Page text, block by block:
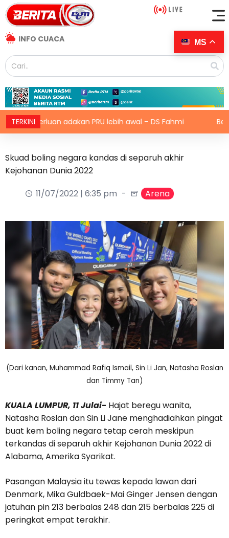
INFO CUACA
TERKINIadakan PRU lebih awal – DS Fahmi Berek
Skuad boling negara kandas di separuh akhir
Kejohanan Dunia 2022
11/07/2022 | 6:35 pm
Arena
(Dari kanan, Muhammad Rafiq Ismail, Sin Li Jan, Natasha Roslan
dan Timmy Tan)
KUALA LUMPUR, 11 Julai- Hajat beregu wanita,
Natasha Roslan dan Sin Li Jane menghadiahkan pingat
buat kem boling negara tetap cerah meskipun
terkandas di separuh akhir Kejohanan Dunia 2022 di
Alabama, Amerika Syarikat.
Pasangan Malaysia itu tewas kepada lawan dari
Denmark, Mika Guldbaek-Mai Ginger Jensen dengan
jatuhan pin 213 berbalas 248 dan 215 berbalas 225 di
peringkat empat terakhir.
MS